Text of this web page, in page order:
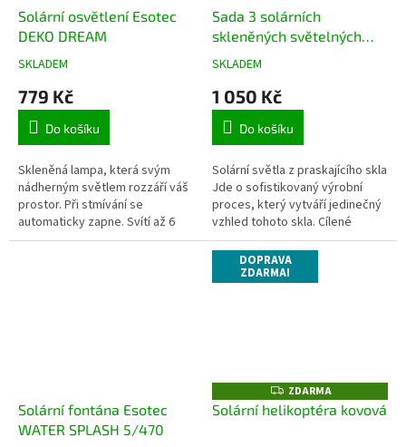
Solární osvětlení Esotec
DEKO DREAM
Průměrné
produktu
4,7
5
hvězdiček.
SKLADEM
779 Kč
Do košíku
Skleněná lampa, která svým
nádherným světlem rozzáří váš
prostor. Při stmívání se
automaticky zapne. Svítí až 6
hodin.
Sada 3 solárních
skleněných světelných
Průměrné
produktu
4,6
5
hvězdiček.
SKLADEM
1 050 Kč
Do košíku
Solární světla z praskajícího skla
Jde o sofistikovaný výrobní
proces, který vytváří jedinečný
vzhled tohoto skla. Cílené
ochlazování ještě horkého skla
způsobí vlasové...
Solární fontána Esotec
WATER SPLASH 5/470
DOPRAVA
ZDARMA!
Z
D
A
ZDARMA
Solární helikoptéra kovová